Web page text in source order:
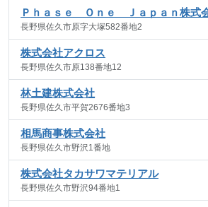
Ｐｈａｓｅ Ｏｎｅ Ｊａｐａｎ株式
長野県佐久市原字大塚582番地2
株式会社アクロス
長野県佐久市原138番地12
林土建株式会社
長野県佐久市平賀2676番地3
相馬商事株式会社
長野県佐久市野沢1番地
株式会社タカサワマテリアル
長野県佐久市野沢94番地1